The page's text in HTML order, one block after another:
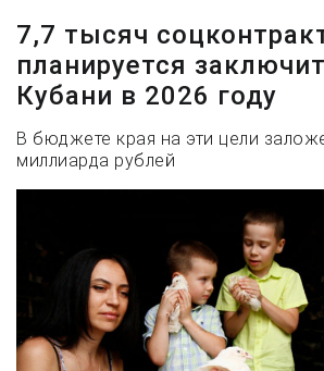
7,7 тысяч
планируется
Кубани в 2026 году
В бюджете края на эти цели
миллиарда рублей